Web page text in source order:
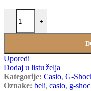
-
CASIO GA-100PC-7A2
+
Uporedi
Dodaj u listu želja
Kategorije: Casio, G-
Oznake: beli, casio, g-